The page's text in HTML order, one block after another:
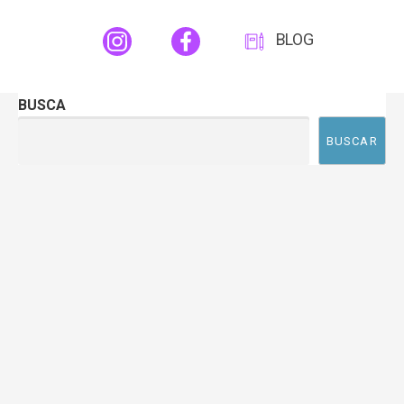
BLOG
BUSCA
BUSCAR